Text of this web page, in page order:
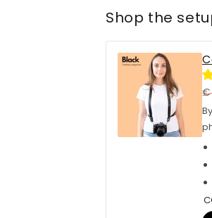
Shop the